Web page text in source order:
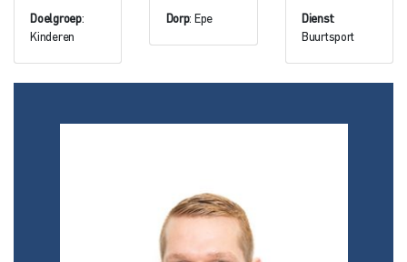
Doelgroep:
Kinderen
Dorp: Epe Dienst:
Buurtsport